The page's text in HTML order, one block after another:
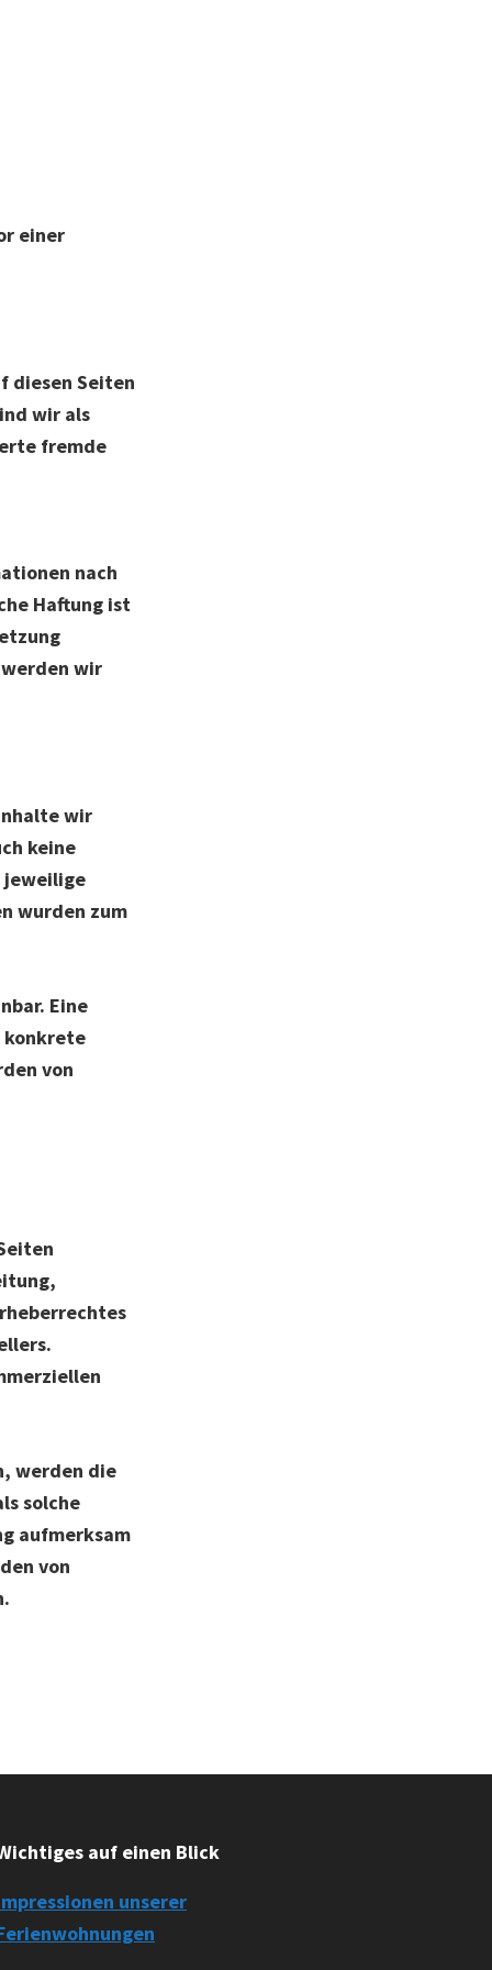
einer
diesen Seiten
wir als
fremde
nach
Haftung ist
wir
wir
keine
jeweilige
wurden zum
Eine
konkrete
von
werden die
solche
aufmerksam
von
auf einen Blick
unserer